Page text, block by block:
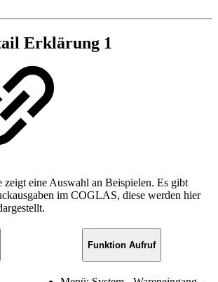
Erklärung 1
zeigt eine Auswahl an Beispielen. Es gibt
im COGLAS, diese werden hier
Funktion Aufruf